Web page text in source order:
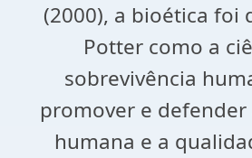
(2000), a bioética foi
Potter como a
sobrevivência
promover e
humana e a